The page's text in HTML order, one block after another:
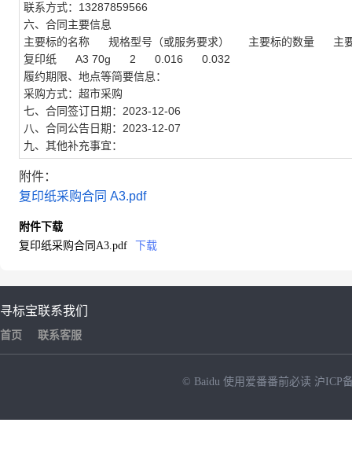
联系方式：13287859566
六、合同主要信息
主要标的名称 规格型号（或服务要求） 主要标的数量 主
复印纸 A3 70g 2 0.016 0.032
履约期限、地点等简要信息：
采购方式：超市采购
七、合同签订日期：2023-12-06
八、合同公告日期：2023-12-07
九、其他补充事宜：
附件：
复印纸采购合同 A3.pdf
附件下载
复印纸采购合同A3.pdf
下载
寻标宝
首页
联系我们
联系客服
© Baidu 使用爱番番前必读 沪ICP